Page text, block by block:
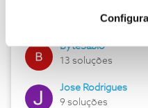
17 soluções
ByteSábio
13 soluções
Jose Rodrigues
9 soluções